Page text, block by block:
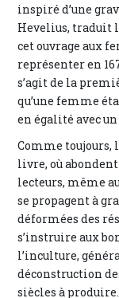
inspiré d’une
Hevelius, traduit
cet ouvrage aux
représenter en
s’agit de la
qu’une femme
en égalité avec
Comme toujours,
livre, où
lecteurs, même
se propagent à
déformées des
s’instruire aux
l’inculture,
déconstruction
siècles à produire.